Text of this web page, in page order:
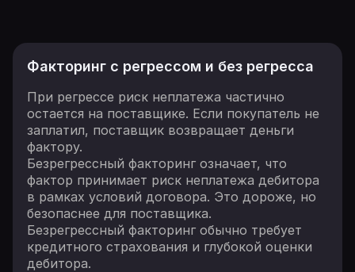
Факторинг с регрессом и без регресса
При регрессе риск неплатежа частично
остается на поставщике. Если покупатель не
заплатил, поставщик возвращает деньги
фактору.
Безрегрессный факторинг означает, что
фактор принимает риск неплатежа дебитора
в рамках условий договора. Это дороже, но
безопаснее для поставщика.
Безрегрессный факторинг обычно требует
кредитного страхования и глубокой оценки
дебитора.